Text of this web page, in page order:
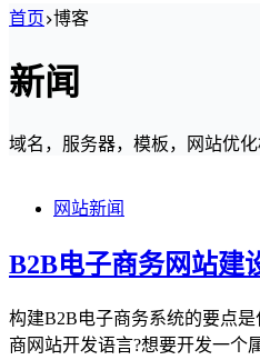
首页 博客
新闻
域名，服务器，模板，网站优
网站新闻
B2B电子商务网站建
构建B2B电子商务系统的要点
商网站开发语言?想要开发一个